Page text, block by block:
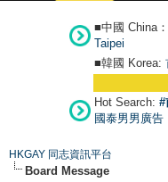
■中國 China：
Taipei
■韓國 Korea:
Hot Search: #
國泰男男廣告
HKGAY 同志資訊平台
Board Message